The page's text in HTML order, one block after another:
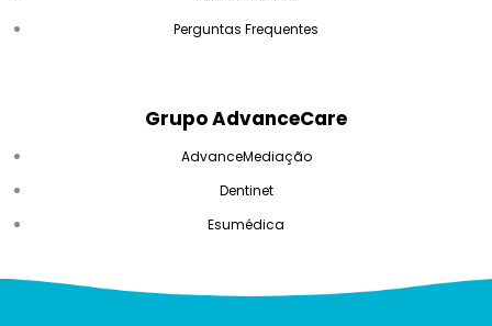
Perguntas Frequentes
Grupo AdvanceCare
AdvanceMediação
Dentinet
Esumédica